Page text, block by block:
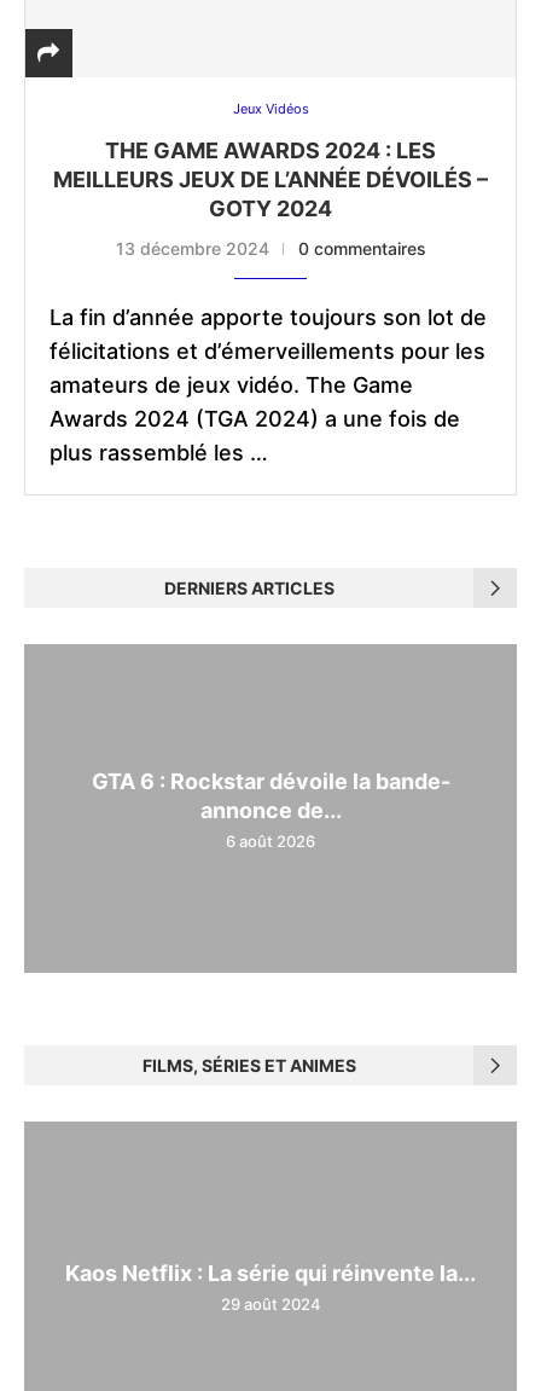
Jeux Vidéos
THE GAME AWARDS 2024 : LES
MEILLEURS JEUX DE L’ANNÉE DÉVOILÉS –
GOTY 2024
13 décembre 2024 0 commentaires
La fin d’année apporte toujours son lot de
félicitations et d’émerveillements pour les
amateurs de jeux vidéo. The Game
Awards 2024 (TGA 2024) a une fois de
plus rassemblé les …
DERNIERS ARTICLES
GTA 6 : Rockstar dévoile la bande-
annonce de...
6 août 2026
FILMS, SÉRIES ET ANIMES
Kaos Netflix : La série qui réinvente la...
29 août 2024